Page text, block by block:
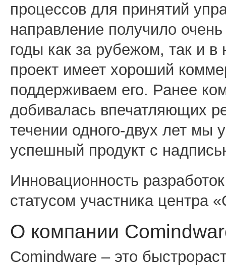
процессов для принятий
направление получило
годы как за рубежом, так и
проект имеет хороший
поддерживаем его. Ранее
добивалась впечатляющих
течении одного-двух лет мы
успешный продукт с
Инновационность
статусом участника центра
О компании
Comindware – это